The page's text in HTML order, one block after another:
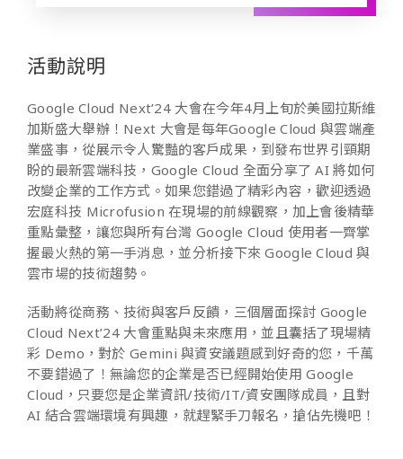
活動說明
Google Cloud Next’24 大會在今年4月上旬於美國拉斯維
加斯盛大舉辦！Next 大會是每年Google Cloud 與雲端產
業盛事，從展示令人驚豔的客戶成果，到發布世界引頸期
盼的最新雲端科技，Google Cloud 全面分享了 AI 將如何
改變企業的工作方式。如果您錯過了精彩內容，歡迎透過
宏庭科技 Microfusion 在現場的前線觀察，加上會後精華
重點彙整，讓您與所有台灣 Google Cloud 使用者一齊掌
握最火熱的第一手消息，並分析接下來 Google Cloud 與
雲市場的技術趨勢。
活動將從商務、技術與客戶反饋，三個層面探討 Google
Cloud Next’24 大會重點與未來應用，並且囊括了現場精
彩 Demo，對於 Gemini 與資安議題感到好奇的您，千萬
不要錯過了！無論您的企業是否已經開始使用 Google
Cloud，只要您是企業資訊/技術/IT/資安團隊成員，且對
AI 結合雲端環境有興趣，就趕緊手刀報名，搶佔先機吧！